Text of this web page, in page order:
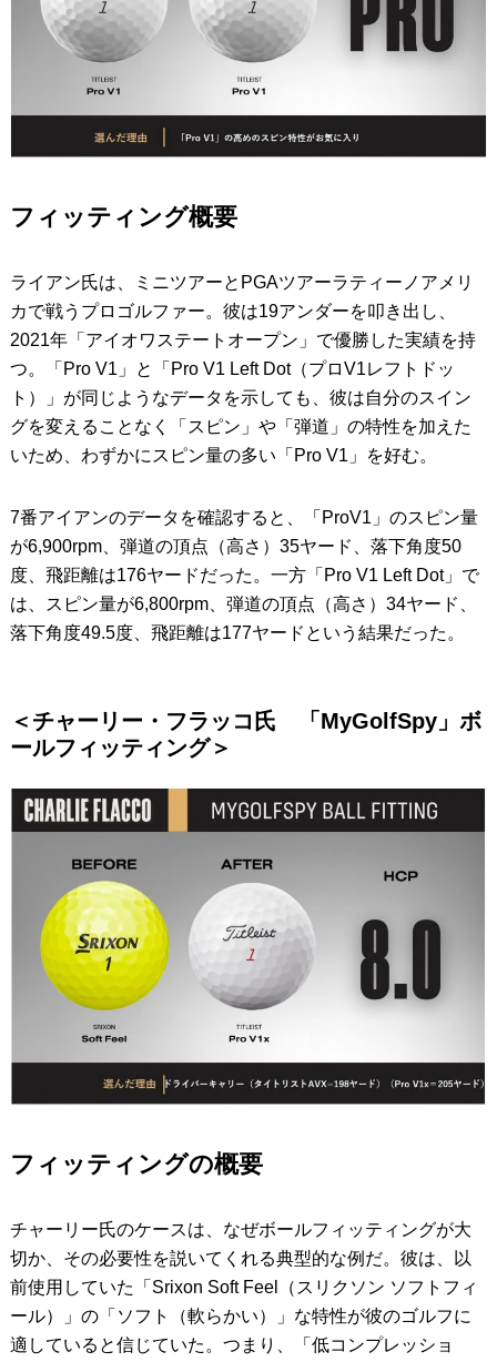
フィッティング概要
ライアン氏は、ミニツアーとPGAツアーラティーノアメリ
カで戦うプロゴルファー。彼は19アンダーを叩き出し、
2021年「アイオワステートオープン」で優勝した実績を持
つ。「Pro V1」と「Pro V1 Left Dot（プロV1レフトドッ
ト）」が同じようなデータを示しても、彼は自分のスイン
グを変えることなく「スピン」や「弾道」の特性を加えた
いため、わずかにスピン量の多い「Pro V1」を好む。
7番アイアンのデータを確認すると、「ProV1」のスピン量
が6,900rpm、弾道の頂点（高さ）35ヤード、落下角度50
度、飛距離は176ヤードだった。一方「Pro V1 Left Dot」で
は、スピン量が6,800rpm、弾道の頂点（高さ）34ヤード、
落下角度49.5度、飛距離は177ヤードという結果だった。
＜チャーリー・フラッコ氏 「MyGolfSpy」ボ
ールフィッティング＞
フィッティングの概要
チャーリー氏のケースは、なぜボールフィッティングが大
切か、その必要性を説いてくれる典型的な例だ。彼は、以
前使用していた「Srixon Soft Feel（スリクソン ソフトフィ
ール）」の「ソフト（軟らかい）」な特性が彼のゴルフに
適していると信じていた。つまり、「低コンプレッショ